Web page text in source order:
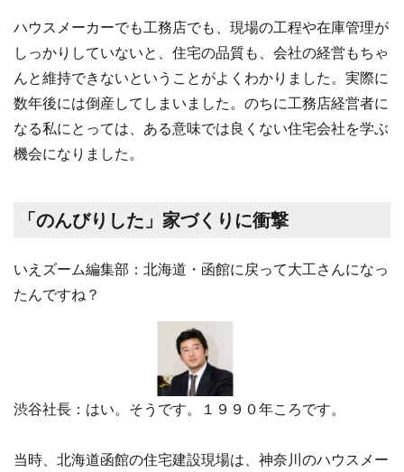
ハウスメーカーでも工務店でも、現場の工程や在庫管理が
しっかりしていないと、住宅の品質も、会社の経営もちゃ
んと維持できないということがよくわかりました。実際に
数年後には倒産してしまいました。のちに工務店経営者に
なる私にとっては、ある意味では良くない住宅会社を学ぶ
機会になりました。
「のんびりした」家づくりに衝撃
いえズーム編集部：北海道・函館に戻って大工さんになっ
たんですね？
渋谷社長：はい。そうです。１９９０年ころです。
当時、北海道函館の住宅建設現場は、神奈川のハウスメー